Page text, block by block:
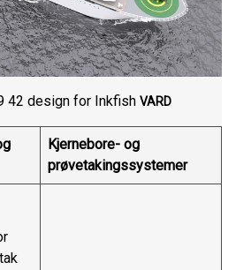
42 design for Inkfish VARD
Kjernebore- og
prøvetakingssystemer